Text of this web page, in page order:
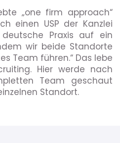
„one firm approach“
einen USP der Kanzlei
Praxis auf ein
wir beide Standorte
Team führen.“ Das lebe
Hier werde nach
Team geschaut
Standort.